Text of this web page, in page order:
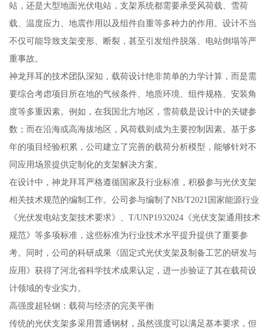
站，还是大型地面光伏电站，支架系统都需要承受风荷载、雪荷
载、温度应力、地震作用以及组件自重等多种力的作用。设计不当
不仅可能导致支架变形、断裂，甚至引发组件脱落、电站倒塌等严
重事故。
神龙拜耳的技术团队深知，载荷设计绝非简单的力学计算，而是需
要综合考虑项目所在地的气候条件、地质环境、组件规格、安装角
度等多重因素。例如，在我国北方地区，雪荷载是设计中的关键参
数；而在沿海或高海拔地区，风荷载则成为主要控制因素。基于多
年的项目经验积累，公司建立了完善的载荷分析模型，能够针对不
同应用场景提供定制化的支架解决方案。
在设计中，神龙拜耳严格遵循国家及行业标准，积极参与光伏支架
相关技术规范的编制工作。公司参与编制了NB/T2021国家能源行业
《光伏发电站支架技术要求》、T/UNP1932024《光伏支架通用技术
规范》等多项标准，这些标准为行业技术水平提升提供了重要参
考。同时，公司的科研成果《固定式光伏支架及制备工艺的研发与
应用》获得了河北省科学技术成果认定，进一步验证了其在载荷设
计领域的专业实力。
高强度超轻钢：载荷与经济的完美平衡
传统的光伏支架多采用普通钢材，虽然强度可以满足基本要求，但